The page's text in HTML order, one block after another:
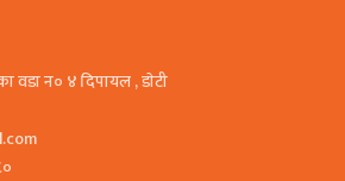
वडा न० ४ दिपायल , डाेटी